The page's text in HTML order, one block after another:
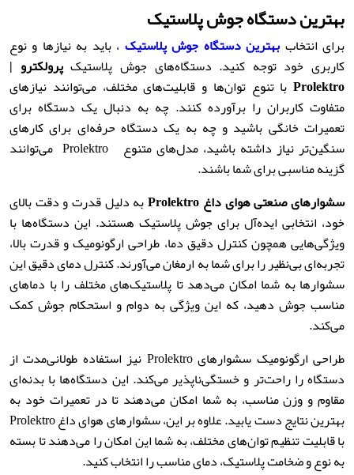
بهترین دستگاه جوش پلاستیک
برای انتخاب بهترین دستگاه جوش پلاستیک ، باید به نیازها و نوع
کاربری خود توجه کنید. دستگاه‌های جوش پلاستیکپرولکترو |
Prolektro با تنوع توان‌ها و قابلیت‌های مختلف، می‌توانند نیازهای
متفاوت کاربران را برآورده کنند. چه به دنبال یک دستگاه برای
تعمیرات خانگی باشید و چه به یک دستگاه حرفه‌ای برای کارهای
سنگین‌تر نیاز داشته باشید، مدل‌های متنوع Prolektro می‌توانند
گزینه مناسبی برای شما باشند.
سشوارهای صنعتی هوای داغ
به دلیل قدرت و دقت بالای
خود، انتخابی ایده‌آل برای جوش پلاستیک هستند. این دستگاه‌ها با
ویژگی‌هایی همچون کنترل دقیق دما، طراحی ارگونومیک و قدرت بالا،
تجربه‌ای بی‌نظیر را برای شما به ارمغان می‌آورند. کنترل دمای دقیق این
سشوارها به شما امکان می‌دهد تا پلاستیک‌های مختلف را با دماهای
مناسب جوش دهید، که این ویژگی به دوام و استحکام جوش کمک
می‌کند.
طراحی ارگونومیک سشوارهای Prolektro نیز استفاده طولانی‌مدت از
دستگاه را راحت‌تر و خستگی‌ناپذیر می‌کند. این دستگاه‌ها با بدنه‌ای
مقاوم و وزن مناسب، به شما امکان می‌دهند تا در تعمیرات خود به
بهترین نتایج دست یابید. علاوه بر این، سشوارهای هوای داغ Prolektro
با قابلیت تنظیم توان‌های مختلف، به شما این امکان را می‌دهند تا بسته
به نوع و ضخامت پلاستیک، دمای مناسب را انتخاب کنید.